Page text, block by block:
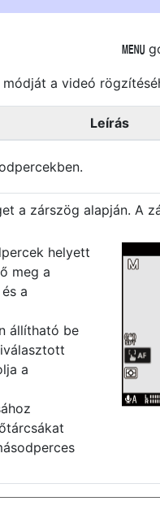
G
a videó
Leírás
a zárszög alapján. A
helyett
meg a
a
állítható be
a